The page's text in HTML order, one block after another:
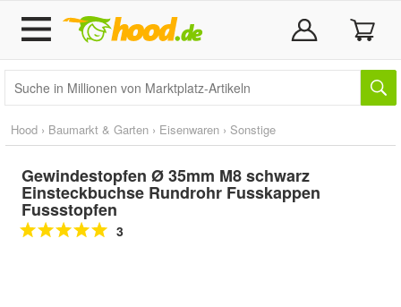
Hood › Baumarkt & Garten › Eisenwaren › Sonstige
Gewindestopfen Ø 35mm M8 schwarz
Einsteckbuchse Rundrohr Fusskappen
Fussstopfen
3